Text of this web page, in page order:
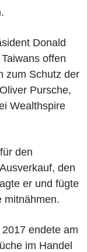
Donald
offen
zum Schutz der
Pursche,
Wealthspire
den
den
er und fügte
mitnähmen.
endete am
im Handel